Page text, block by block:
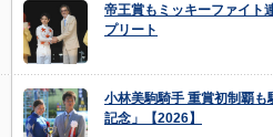
帝王賞もミッキーファイト
プリート
小林美駒騎手 重賞初制覇
記念」【2026】